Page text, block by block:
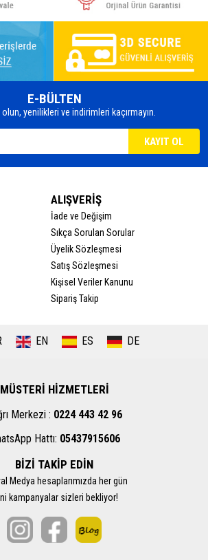
E-BÜLTEN
olun, yenilikleri ve indirimleri kaçırmayın.
ALIŞVERİŞ
İade ve Değişim
Sıkça Sorulan Sorular
Üyelik Sözleşmesi
Satış Sözleşmesi
Kişisel Veriler Kanunu
Sipariş Takip
EN ES DE
MÜSTERİ HİZMETLERİ
Merkezi : 0224 443 42 96
Hattı: 05437915606
BİZİ TAKİP EDİN
Medya hesaplarımızda her gün
kampanyalar sizleri bekliyor!